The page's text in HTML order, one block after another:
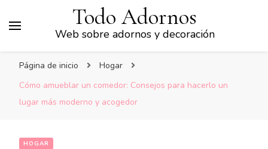
Todo Adornos
Web sobre adornos y decoración
Página de inicio
Hogar
Cómo amueblar un comedor: Consejos para hacerlo un
lugar más moderno y acogedor
HOGAR